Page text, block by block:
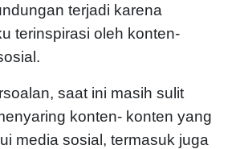
terjadi karena
terinspirasi oleh konten-
saat ini masih sulit
konten- konten yang
media sosial, termasuk juga